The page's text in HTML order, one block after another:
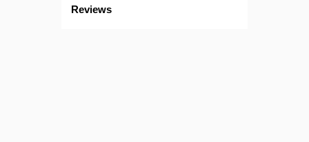
Reviews